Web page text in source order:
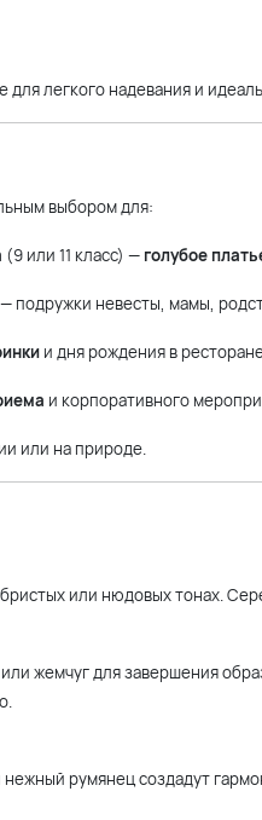
для легкого надевания и
выбором для:
(9 или 11 класс) — голубое
— подружки невесты, мамы,
и дня рождения в
и корпоративного
или на природе.
или нюдовых тонах.
жемчуг для завершения
румянец создадут